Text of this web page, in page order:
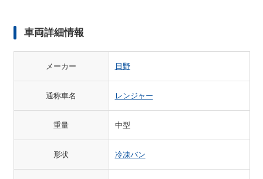
車両詳細情報
メーカー 日野
通称車名 レンジャー
重量 中型
形状 冷凍バン